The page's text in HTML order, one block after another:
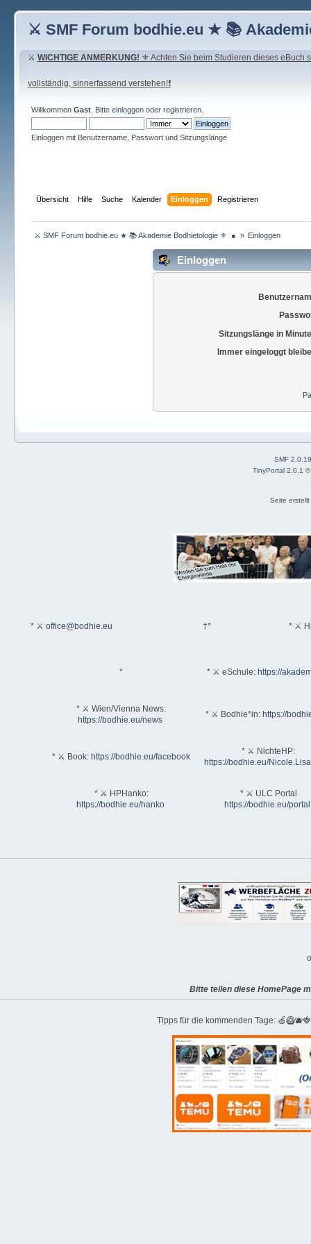
⚔ SMF Forum bodhie.eu ★ 📚
⚔ WICHTIGE ANMERKUNG! ⚜ Achten Sie beim Studieren dieses eBuch
vollständig, sinnerfassend verstehen!❗
Willkommen Gast. Bitte einloggenoder registrieren.
Einloggen mit Benutzername, Passwort und Sitzungslänge
Übersicht Hilfe Suche Kalender Einloggen Registrieren
⚔ SMF Forum bodhie.eu ★ 📚 Akademie Bodhietologie ⚜  ● » Einloggen
Einloggen
Sitzungslänge in
Immer eingeloggt
SMF 2.0.19
TinyPortal 2.0.1
Seite
* ⚔ office@bodhie.eu †* * ⚔
* * ⚔ eSchule: https://
* ⚔ Wien/Vienna News:
https://bodhie.eu/news
* ⚔ Bodhie*in: https://
* ⚔ Book: https://bodhie.eu/facebook
* ⚔ NichteHP:
https://bodhie.eu/
* ⚔ HPHanko:
https://bodhie.eu/hanko
* ⚔ ULC Portal
https://bodhie.eu/portal
Bitte teilen diese HomePage
Tipps für die kommenden Tage: